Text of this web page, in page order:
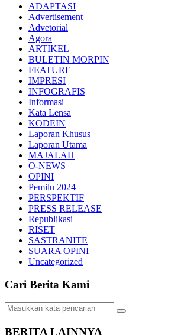
ADAPTASI
Advertisement
Advetorial
Agora
ARTIKEL
BULETIN MORPIN
FEATURE
IMPRESI
INFOGRAFIS
Informasi
Kata Lensa
KODEIN
Laporan Khusus
Laporan Utama
MAJALAH
O-NEWS
OPINI
Pemilu 2024
PERSPEKTIF
PRESS RELEASE
Republikasi
RISET
SASTRANITE
SUARA OPINI
Uncategorized
Cari Berita Kami
BERITA LAINNYA